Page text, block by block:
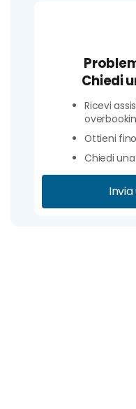
Chiedi
Ricevi
Ottieni
Chiedi